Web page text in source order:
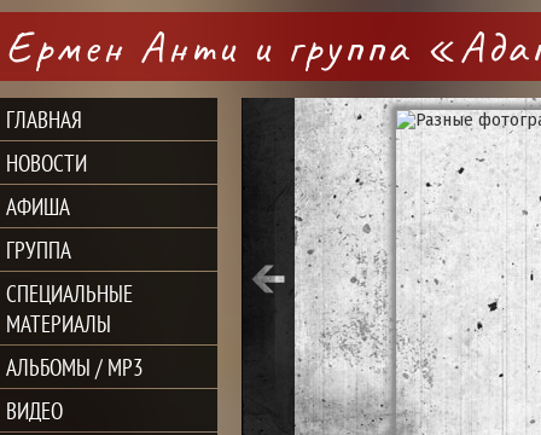
Ермен Анти и группа
ГЛАВНАЯ
НОВОСТИ
АФИША
ГРУППА
СПЕЦИАЛЬНЫЕ
МАТЕРИАЛЫ
АЛЬБОМЫ / MP3
ВИДЕО